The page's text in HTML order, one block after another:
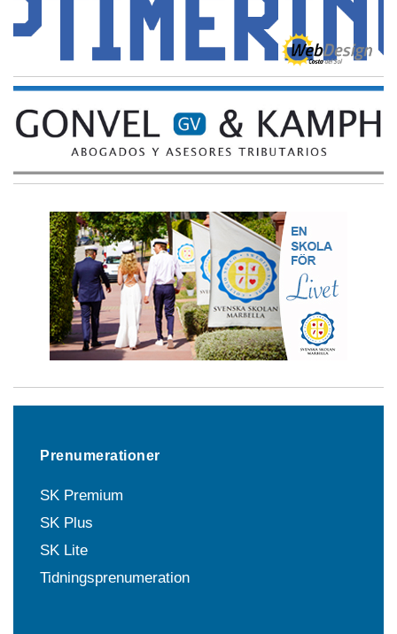
Prenumerationer
SK Premium
SK Plus
SK Lite
Tidningsprenumeration